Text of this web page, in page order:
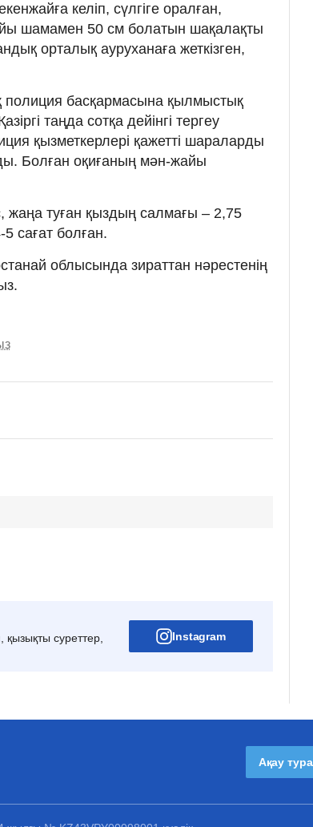
келіп, сүлгіге оралған,
шамамен 50 см болатын шақалақты
орталық ауруханаға жеткізген,
басқармасына қылмыстық
таңда сотқа дейінгі тергеу
қызметкерлері қажетті шараларды
Болған оқиғаның мән-жайы
жаңа туған қыздың салмағы – 2,75
сағат болған.
облысында зираттан нәрестенің
қызықты суреттер,
Instagram
Ақау